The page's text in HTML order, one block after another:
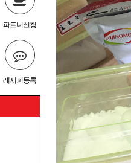
파트너신청
레시피등록